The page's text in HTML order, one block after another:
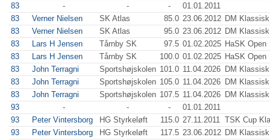
83
- - -
01.01.2011
83
Verner Nielsen SK Atlas 85.0 23.06.2012 DM Klassisk
83
Verner Nielsen SK Atlas 95.0 23.06.2012 DM Klassisk
83
Lars H Jensen Tårnby SK 97.5 01.02.2025 HaSK Open
83
Lars H Jensen Tårnby SK 100.0 01.02.2025 HaSK Open
83
John Terragni Sportshøjskolen 101.0 11.04.2026 DM
83
John Terragni Sportshøjskolen 105.0 11.04.2026 DM
83
John Terragni Sportshøjskolen 107.5 11.04.2026 DM
93
- - -
01.01.2011
93
Peter Vintersborg HG Styrkeløft 115.0 27.11.2011 TSK Cup
93
Peter Vintersborg HG Styrkeløft 117.5 23.06.2012 DM Klassisk